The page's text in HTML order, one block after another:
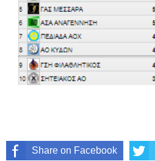
Share on Facebook